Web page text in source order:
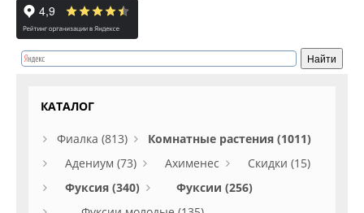
КАТАЛОГ
Фиалка (813)
Комнатные растения (1011)
Адениум (73)
Ахименес
Скидки (15)
Фуксия (340)
Фуксии (256)